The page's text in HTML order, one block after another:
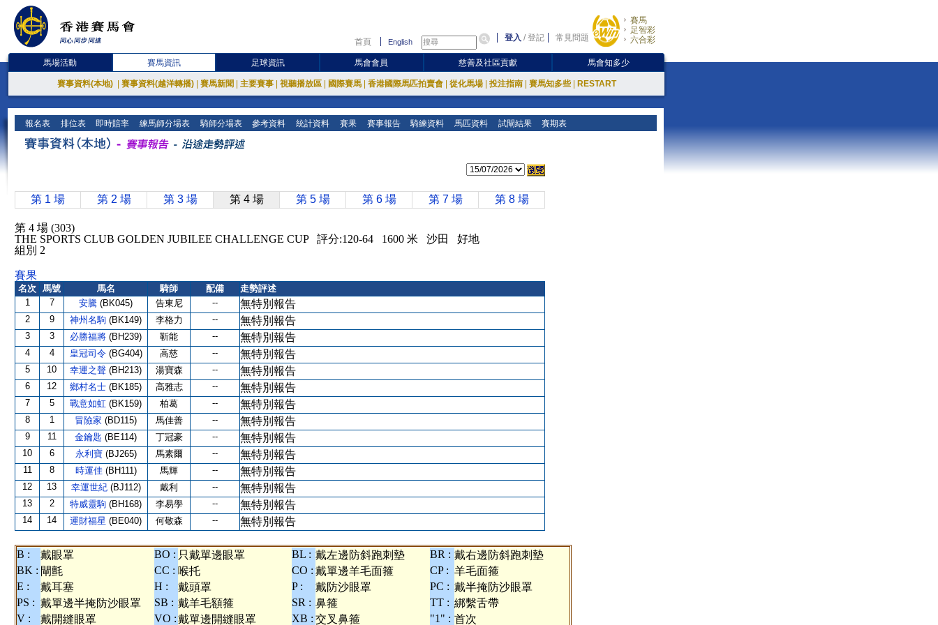
首頁 English 登入 /登記 常見問題
賽馬
足智彩
六合彩
馬場活動 賽馬資訊 足球資訊 馬會會員 慈善及社區貢獻 馬會知多少
賽事資料(本地) 賽事資料(越洋轉播) 賽馬新聞 主要賽事 視聽播放區 國際賽馬 香港國際馬匹拍賣會 從化馬場 投注指南 賽馬知多些 RESTART
報名表 排位表 即時賠率 練馬師分場表 騎師分場表 參考資料 統計資料 賽果 賽事報告 騎練資料 馬匹資料 試閘結果 賽期表
第 1 場 第 2 場 第 3 場 第 4 場 第 5 場 第 6 場 第 7 場 第 8 場
第 4 場 (303)
THE SPORTS CLUB GOLDEN JUBILEE CHALLENGE CUP 評分:120-64 1600 米 沙田 好地
組別 2
賽果
名次 馬號 馬名 騎師 配備
走勢評述
1
7 安騰 (BK045) 告東尼 -- 無特別報告
2 9 神州名駒 (BK149) 李格力 -- 無特別報告
3 3 必勝福將 (BH239) 靳能 -- 無特別報告
4 4 皇冠司令 (BG404) 高慈 -- 無特別報告
5 10 幸運之聲 (BH213) 湯寶森 -- 無特別報告
6 12 鄉村名士 (BK185) 高雅志 -- 無特別報告
7 5 戰意如虹 (BK159) 柏葛 -- 無特別報告
8 1 冒險家 (BD115) 馬佳善 -- 無特別報告
9 11 金鑰匙 (BE114) 丁冠豪 -- 無特別報告
10 6 永利寶 (BJ265) 馬素爾 -- 無特別報告
11 8 時運佳 (BH111) 馬輝 -- 無特別報告
12 13 幸運世紀 (BJ112) 戴利 -- 無特別報告
13 2 特威靈駒 (BH168) 李易學 -- 無特別報告
14 14 運財福星 (BE040) 何敬森 -- 無特別報告
B : 戴眼罩 BO : 只戴單邊眼罩 BL : 戴左邊防斜跑刺墊 BR : 戴右邊防斜跑刺墊
BK : 閘氈 CC : 喉托 CO : 戴單邊羊毛面箍 CP : 羊毛面箍
E :
戴耳塞 H : 戴頭罩 P : 戴防沙眼罩 PC : 戴半掩防沙眼罩
PS : 戴單邊半掩防沙眼罩 SB : 戴羊毛額箍 SR : 鼻箍 TT : 綁繫舌帶
V :
戴開縫眼罩 VO :戴單邊開縫眼罩 XB : 交叉鼻箍 "1" : 首次